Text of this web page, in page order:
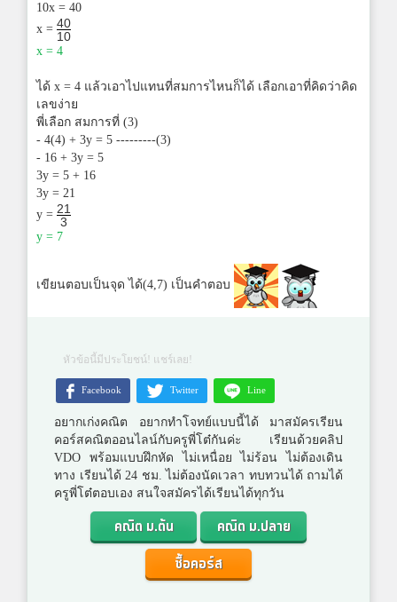
10x = 40
x = 40
10
x = 4
ได้ x = 4 แล้วเอาไปแทนที่สมการไหนก็ได้ เลือกเอาที่คิดว่าคิด
เลขง่าย
พี่เลือก สมการที่ (3)
- 4(4) + 3y = 5 ---------(3)
- 16 + 3y = 5
3y = 5 + 16
3y = 21
y = 21
3
y = 7
เขียนตอบเป็นจุด ได้(4,7) เป็นคำตอบ
หัวข้อนี้มีประโยชน์! แชร์เลย!
Facebook Twitter Line
อยากเก่งคณิต อยากทำโจทย์แบบนี้ได้ มาสมัครเรียน
คอร์สคณิตออนไลน์กับครูพี่โต๋กันค่ะ เรียนด้วยคลิป
VDO พร้อมแบบฝึกหัด ไม่เหนื่อย ไม่ร้อน ไม่ต้องเดิน
ทาง เรียนได้ 24 ชม. ไม่ต้องนัดเวลา ทบทวนได้ ถามได้
ครูพี่โต๋ตอบเอง สนใจสมัครได้เรียนได้ทุกวัน
คณิต ม.ต้น
คณิต ม.ปลาย
ซื้อคอร์ส